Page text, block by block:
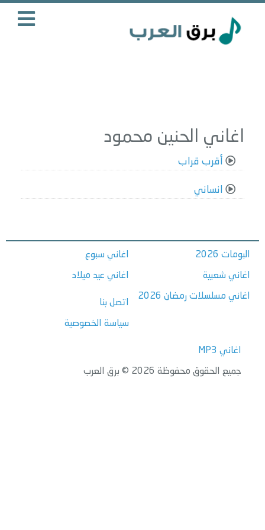
اغاني الحنين محمود
أقرب قراب
انساني
البومات 2026
اغاني شعبية
اغاني مسلسلات رمضان 2026
اغاني سبوع
اغاني عيد ميلاد
اتصل بنا
سياسة الخصوصية
اغاني MP3
جميع الحقوق محفوظة 2026 © برق العرب